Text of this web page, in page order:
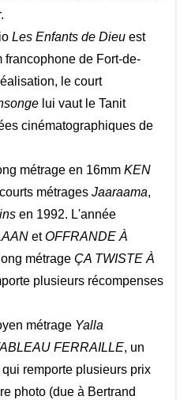
Les Enfants de Dieu est
francophone de Fort-de-
le court
lui vaut le Tanit
cinématographiques de
métrage en 16mm KEN
métrages Jaaraama,
en 1992. L'année
etOFFRANDE À
métrage ÇA TWISTE À
plusieurs récompenses
métrage Yalla
FERRAILLE, un
remporte plusieurs prix
photo (due à Bertrand